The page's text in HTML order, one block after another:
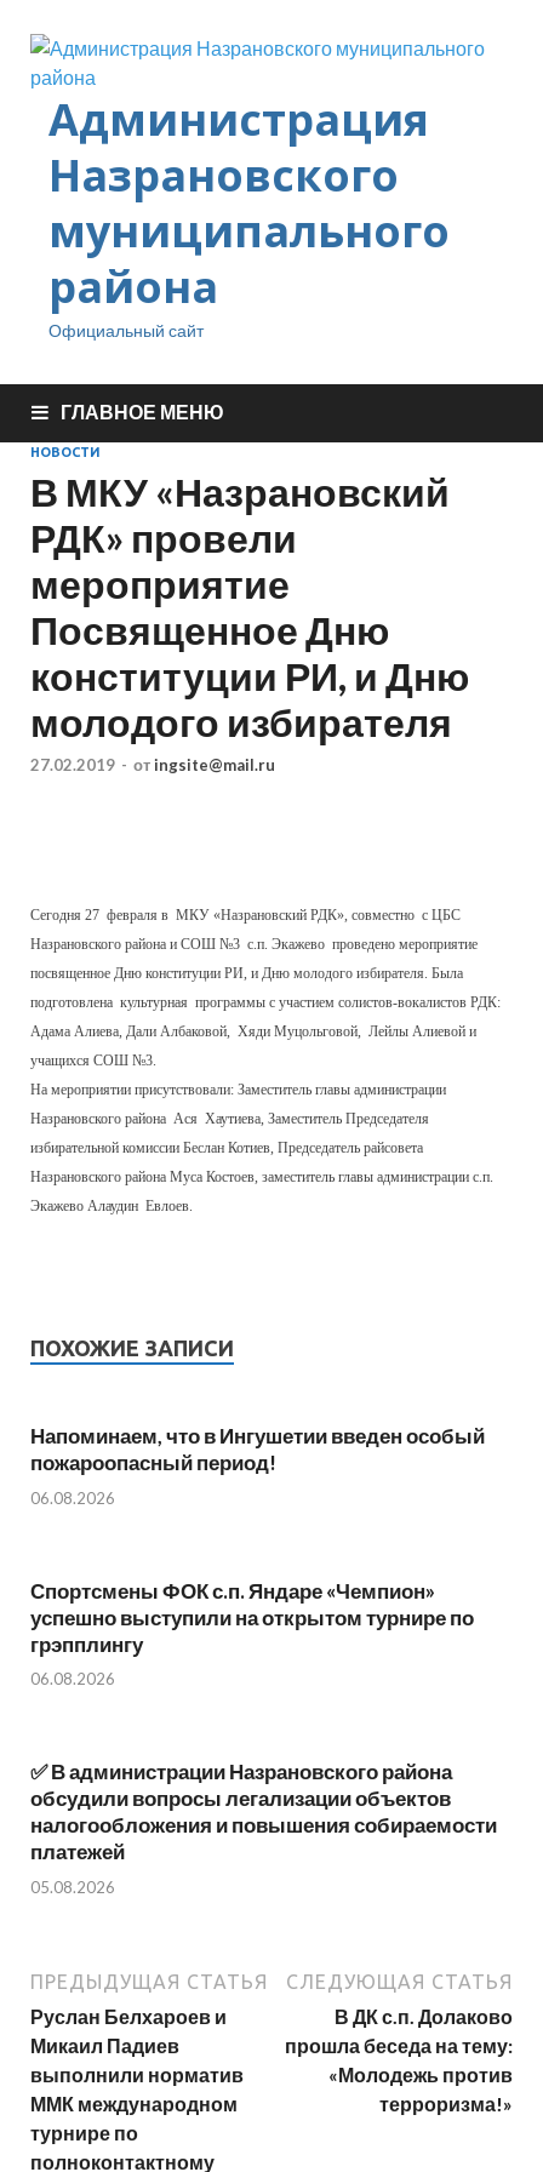
Администрация
Назрановского
муниципального
района
Официальный сайт
ГЛАВНОЕ МЕНЮ
НОВОСТИ
В МКУ «Назрановский
РДК» провели
мероприятие
Посвященное Дню
конституции РИ, и Дню
молодого избирателя
27.02.2019 - от ingsite@mail.ru
Сегодня 27 февраля в МКУ «Назрановский РДК», совместно с ЦБС
Назрановского района и СОШ №3 с.п. Экажево проведено мероприятие
посвященное Дню конституции РИ, и Дню молодого избирателя. Была
подготовлена культурная программы с участием солистов-вокалистов РДК:
Адама Алиева, Дали Албаковой, Хяди Муцольговой, Лейлы Алиевой и
учащихся СОШ №3.
На мероприятии присутствовали: Заместитель главы администрации
Назрановского района Ася Хаутиева, Заместитель Председателя
избирательной комиссии Беслан Котиев, Председатель райсовета
Назрановского района Муса Костоев, заместитель главы администрации с.п.
Экажево Алаудин Евлоев.
ПОХОЖИЕ ЗАПИСИ
Напоминаем, что в Ингушетии введен особый
пожароопасный период!⁣⁣⠀
06.08.2026
Спортсмены ФОК с.п. Яндаре «Чемпион»
успешно выступили на открытом турнире по
грэпплингу
06.08.2026
✅ В администрации Назрановского района
обсудили вопросы легализации объектов
налогообложения и повышения собираемости
платежей
05.08.2026
ПРЕДЫДУЩАЯ СТАТЬЯ
Руслан Белхароев и
Микаил Падиев
выполнили норматив
ММК международном
турнире по
полноконтактному
СЛЕДУЮЩАЯ СТАТЬЯ
В ДК с.п. Долаково
прошла беседа на тему:
«Молодежь против
терроризма!»